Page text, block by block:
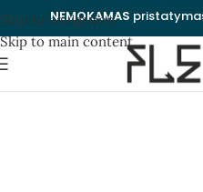
Skip to navigation
Skip to main content
NEMOKAMAS